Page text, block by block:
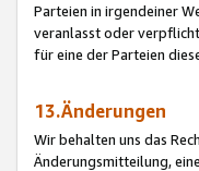
Parteien in irgendeiner
veranlasst oder
für eine der Parteien
13.Änderungen
Wir behalten uns das
Änderungsmitteilung,